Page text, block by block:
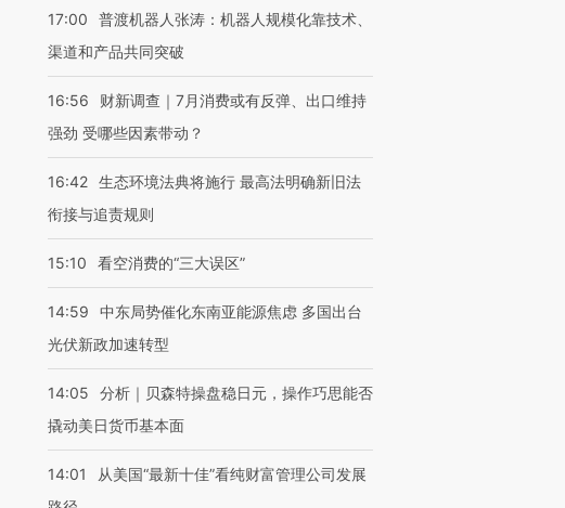
17:00
普渡机器人张涛：机器人规模化靠技术、
渠道和产品共同突破
16:56
财新调查｜7月消费或有反弹、出口维持
强劲 受哪些因素带动？
16:42 生态环境法典将施行 最高法明确新旧法
衔接与追责规则
15:10 看空消费的“三大误区”
14:59
中东局势催化东南亚能源焦虑 多国出台
光伏新政加速转型
14:05
分析｜贝森特操盘稳日元，操作巧思能否
撬动美日货币基本面
14:01
从美国“最新十佳”看纯财富管理公司发展